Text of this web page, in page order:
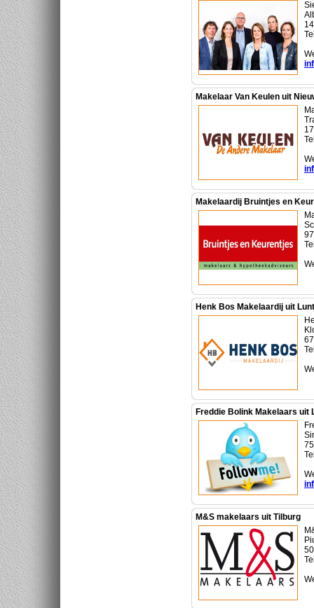
Makelaar Van Keulen uit
Makelaardij Bruintjes en
Henk Bos Makelaardij uit
Freddie Bolink Makelaars uit
M&S makelaars uit Tilburg